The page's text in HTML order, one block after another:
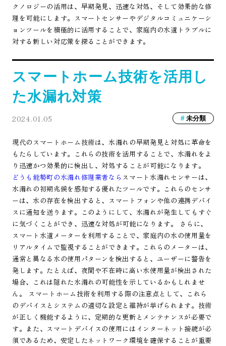
クノロジーの活用は、早期発見、迅速な対処、そして効果的な修
理を可能にします。スマートセンサーやデジタルコミュニケーシ
ョンツールを積極的に活用することで、家庭内の水道トラブルに
対する新しい対応策を探ることができます。
スマートホーム技術を活用し
た水漏れ対策
2024.01.05 未分類
現代のスマートホーム技術は、水漏れの早期発見と対処に革命を
もたらしています。これらの技術を活用することで、水漏れをよ
り迅速かつ効果的に検出し、対処することが可能になります。
どうも能勢町の水漏れ修理業者なら スマート水漏れセンサーは、
水漏れの初期兆候を感知する優れたツールです。これらのセンサ
ーは、水の存在を検出すると、スマートフォンや他の連携デバイ
スに通知を送ります。このようにして、水漏れが発生してもすぐ
に気づくことができ、迅速な対処が可能になります。 さらに、
スマート水道メーターを利用することで、家庭内の水の使用量を
リアルタイムで監視することができます。これらのメーターは、
通常と異なる水の使用パターンを検出すると、ユーザーに警告を
発します。たとえば、夜間や不在時に高い水使用量が検出された
場合、これは隠れた水漏れの可能性を示しているかもしれませ
ん。 スマートホーム技術を利用する際の注意点として、これら
のデバイスとシステムの適切な設定と維持が挙げられます。技術
が正しく機能するように、定期的な更新とメンテナンスが必要で
す。また、スマートデバイスの使用にはインターネット接続が必
須であるため、安定したネットワーク環境を確保することが重要